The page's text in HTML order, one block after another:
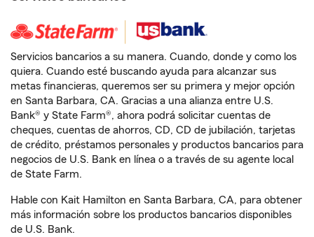
Servicios bancarios a su manera. Cuando, donde y como los
quiera. Cuando esté buscando ayuda para alcanzar sus
metas financieras, queremos ser su primera y mejor opción
en Santa Barbara, CA. Gracias a una alianza entre U.S.
Bank® y State Farm®, ahora podrá solicitar cuentas de
cheques, cuentas de ahorros, CD, CD de jubilación, tarjetas
de crédito, préstamos personales y productos bancarios para
negocios de U.S. Bank en línea o a través de su agente local
de State Farm.
Hable con Kait Hamilton en Santa Barbara, CA, para obtener
más información sobre los productos bancarios disponibles
de U.S. Bank.